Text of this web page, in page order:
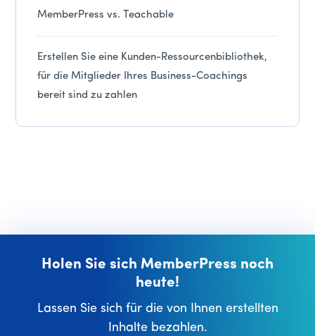
MemberPress vs. Teachable
Erstellen Sie eine Kunden-Ressourcenbibliothek,
für die Mitglieder Ihres Business-Coachings
bereit sind zu zahlen
Holen Sie sich MemberPress noch
heute!
Lassen Sie sich für die von Ihnen erstellten
Inhalte bezahlen.